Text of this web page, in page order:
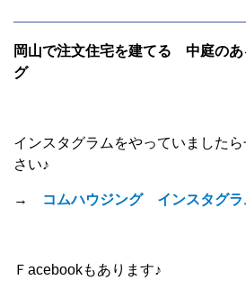
岡山で注文住宅を建てる 中庭の
グ
インスタグラムをやっていました
さい♪
→ コムハウジング インスタグラ
Ｆacebookもあります♪